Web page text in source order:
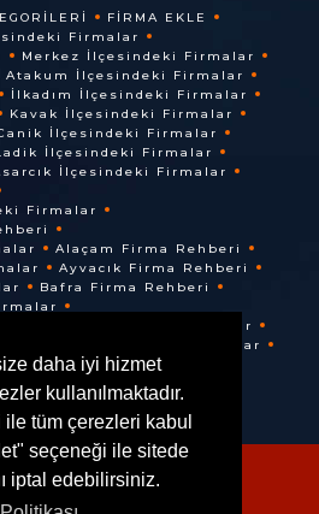
daha iyi hizmet
kullanılmaktadır.
tüm çerezleri kabul
seçeneği ile sitede
iptal edebilirsiniz.
FIRMA EKLE
Firmalar
Merkez İlçesindeki Firmalar
Atakum İlçesindeki Firmalar
İlkadım İlçesindeki Firmalar
Kavak İlçesindeki Firmalar
İlçesindeki Firmalar
İlçesindeki Firmalar
İlçesindeki Firmalar
Firmalar
Alaçam Firma Rehberi
Ayvacık Firma Rehberi
Bafra Firma Rehberi
Terme İlçesindeki Firmalar
Vezirköprü İlçesindeki Firmalar